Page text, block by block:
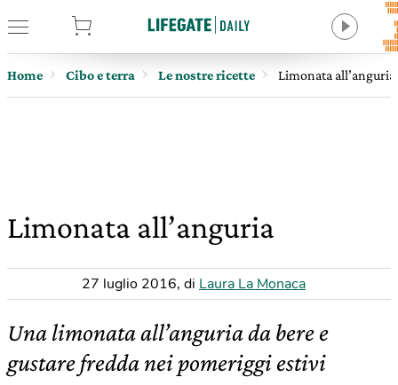
Home Cibo e terra Le nostre ricette Limonata all’anguria
Limonata all’anguria
27 luglio 2016, di Laura La Monaca
Una limonata all’anguria da bere e
gustare fredda nei pomeriggi estivi